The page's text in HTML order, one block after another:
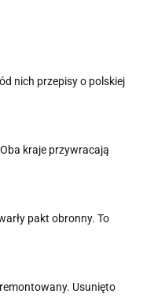
nich przepisy o polskiej
kraje przywracają
pakt obronny. To
Usunięto